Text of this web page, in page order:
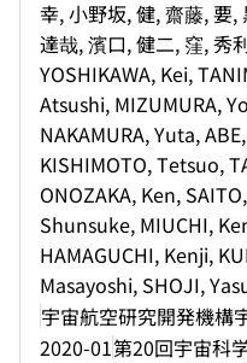
幸, 小野坂, 健, 齋藤, 要,
達哉, 濱口, 健二, 窪, 秀
YOSHIKAWA, Kei,
Atsushi, MIZUMURA,
NAKAMURA, Yuta,
KISHIMOTO, Tetsuo,
ONOZAKA, Ken,
Shunsuke, MIUCHI,
HAMAGUCHI, Kenji,
Masayoshi, SHOJI,
宇宙航空研究開発機構
2020-01第20回宇宙科